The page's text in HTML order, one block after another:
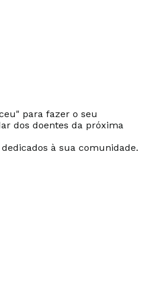
para fazer o seu
dos doentes da próxima
à sua comunidade.